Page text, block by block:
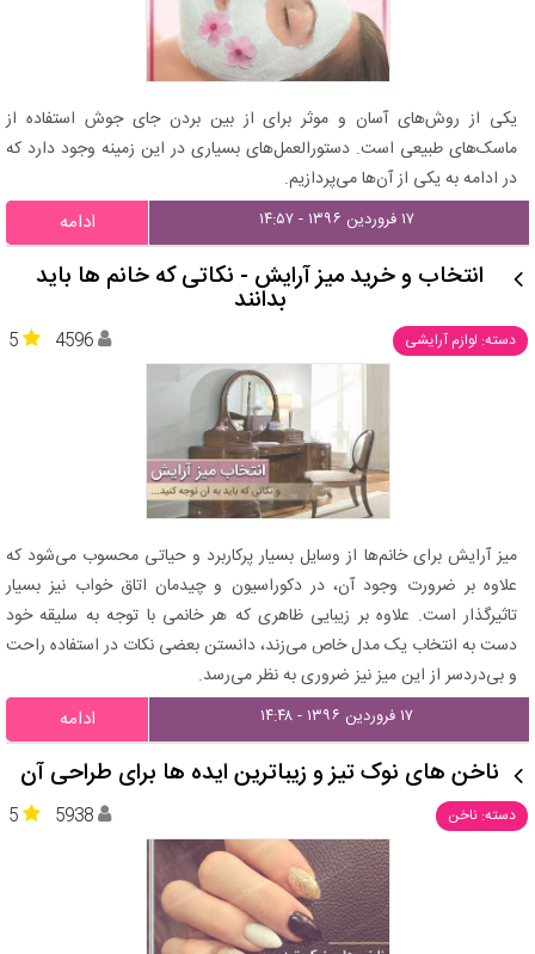
یکی از روش‌های آسان و موثر برای از بین بردن جای جوش استفاده از
ماسک‌های طبیعی است. دستورالعمل‌های بسیاری در این زمینه وجود دارد که
در ادامه به یکی از آن‌ها می‌پردازیم.
۱۷ فروردین ۱۳۹۶ - ۱۴:۵۷ ادامه
انتخاب و خرید میز آرایش - نکاتی که خانم ها باید
بدانند
دسته: لوازم آرایشی 5 4596
میز آرایش برای خانم‌ها از وسایل بسیار پرکاربرد و حیاتی محسوب می‌شود که
علاوه بر ضرورت وجود آن، در دکوراسیون و چیدمان اتاق خواب نیز بسیار
تاثیرگذار است. علاوه بر زیبایی ظاهری که هر خانمی با توجه به سلیقه خود
دست به انتخاب یک مدل خاص می‌زند، دانستن بعضی نکات در استفاده راحت
و بی‌دردسر از این میز نیز ضروری به نظر می‌رسد.
۱۷ فروردین ۱۳۹۶ - ۱۴:۴۸ ادامه
ناخن های نوک تیز و زیباترین ایده ها برای طراحی آن
دسته: ناخن 5 5938